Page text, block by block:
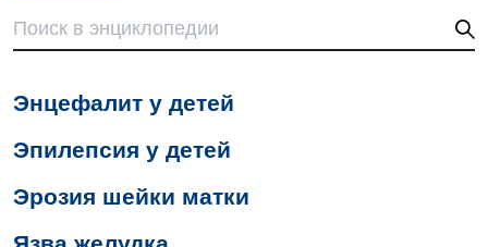
Программа лояльности
Видео
Инструментальная диагностика
Магнитно-резонансная томография
Маммография
Нейросонография
Дневной стационар
Онкологическое отделение
Отделение интенсивной терапии
Декларирование
Энцефалит у детей
Эпилепсия у детей
Эрозия шейки матки